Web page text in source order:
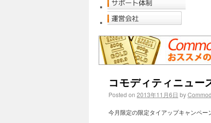
コモディティニュー
Posted on 2013年11月6日 by
今月限定の限定タイアップキャンペー